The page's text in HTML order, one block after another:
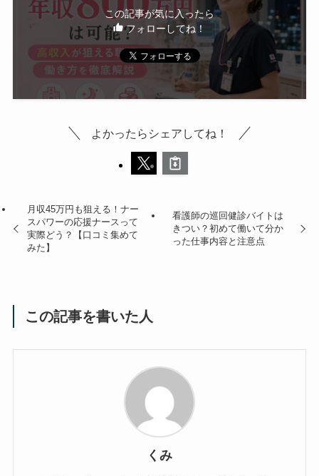
この記事が気に入ったら
フォローしてね！
よかったらシェアしてね！
月収45万円も狙える！ナー
スパワーの応援ナースって
実際どう？【口コミ集めて
みた】
看護師の巡回健診バイトは
きつい？初めて働いて分か
った仕事内容と注意点
この記事を書いた人
くみ